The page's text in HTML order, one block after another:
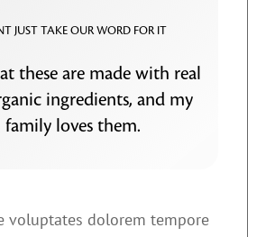
JUST TAKE OUR WORD FOR IT
these are made with real
ingredients, and my
family loves them.
voluptates dolorem tempore